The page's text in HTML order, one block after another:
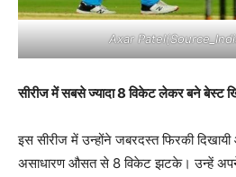
Axar
सीरीज में सबसे ज्यादा 8 विकेट लेकर बने बेस्ट
इस सीरीज में उन्होंने जबरदस्त फिरकी
असाधारण औसत से 8 विकेट झटके। उन्हें